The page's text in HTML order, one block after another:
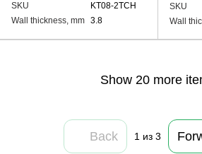
SKU
KT08-2TCH
Wall thickness, mm 3.8
SKU
Wall
Show 20 more
Back 1 из 3